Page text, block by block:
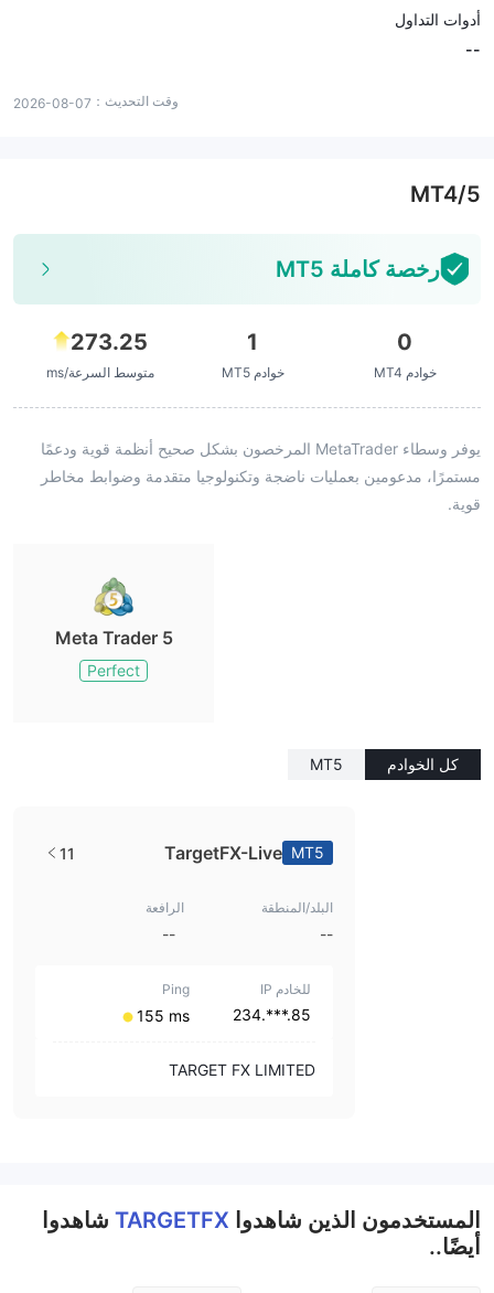
أدوات التداول
--
وقت التحديث： 2026-08-07
MT4/5
رخصة كاملة MT5
0
خوادم MT4
1
خوادم MT5
273.25
متوسط السرعة/ms
يوفر وسطاء MetaTrader المرخصون بشكل صحيح أنظمة قوية ودعمًا
مستمرًا، مدعومين بعمليات ناضجة وتكنولوجيا متقدمة وضوابط مخاطر
قوية.
Meta Trader 5
Perfect
كل الخوادم MT5
MT5
TargetFX-Live
11
البلد/المنطقة
--
الرافعة
--
للخادم IP
85.***.234
Ping
⁦155 ms⁩
TARGET FX LIMITED
المستخدمون الذين شاهدوا TARGETFX شاهدوا
أيضًا..